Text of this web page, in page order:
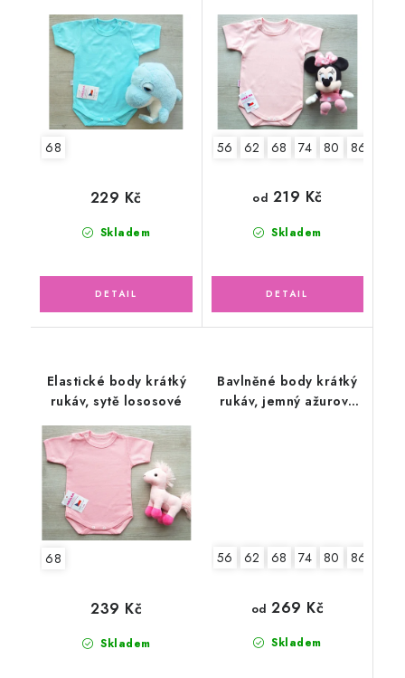
tyrkys
68
Skladem
229 Kč
56 62 68 74 80 86
Skladem
od 219 Kč
Elastické body krátký
rukáv, sytě lososové
68
Skladem
239 Kč
Bavlněné body krátký
rukáv, jemný ažurový
56 62 68 74 80 86
Skladem
od 269 Kč